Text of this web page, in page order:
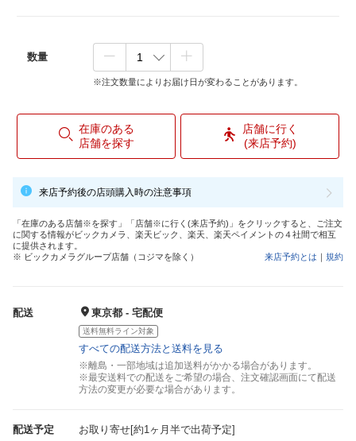
数量
※注文数量によりお届け日が変わることがあります。
在庫のある
店舗を探す
店舗に行く
(来店予約)
来店予約後の店頭購入時の注意事項
「在庫のある店舗※を探す」「店舗※に行く(来店予約)」をクリックすると、ご注文
に関する情報がビックカメラ、楽天ビック、楽天、楽天ペイメントの４社間で相互
に提供されます。
※ ビックカメラグループ店舗（コジマを除く）
来店予約とは ｜ 規約
配送 東京都 - 宅配便
送料無料ライン対象
すべての配送方法と送料を見る
※離島・一部地域は追加送料がかかる場合があります。
※最安送料での配送をご希望の場合、注文確認画面にて配送
方法の変更が必要な場合があります。
配送予定 お取り寄せ[約1ヶ月半で出荷予定]